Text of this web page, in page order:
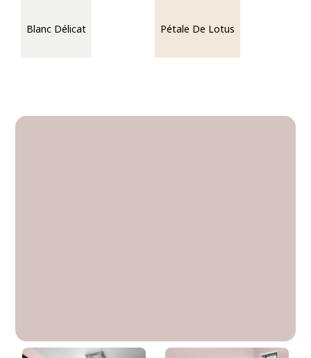
Blanc Délicat Pétale De Lotus
Simplement Magnifique